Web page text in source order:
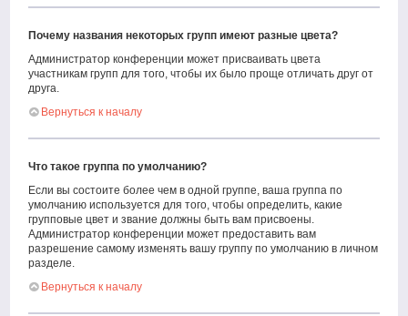
Почему названия некоторых групп имеют разные цвета?
Администратор конференции может присваивать цвета
участникам групп для того, чтобы их было проще отличать друг от
друга.
Вернуться к началу
Что такое группа по умолчанию?
Если вы состоите более чем в одной группе, ваша группа по
умолчанию используется для того, чтобы определить, какие
групповые цвет и звание должны быть вам присвоены.
Администратор конференции может предоставить вам
разрешение самому изменять вашу группу по умолчанию в личном
разделе.
Вернуться к началу